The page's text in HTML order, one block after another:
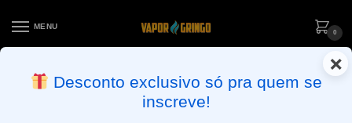
MENU
0
ENTREGA NO MESMO DIA EM SÃO PAULO (SEG A SEX): PEDIDOS
APROVADOS ATÉ 15:30 VIA MOTOBOY
×
Desconto exclusivo só pra quem se
inscreve!